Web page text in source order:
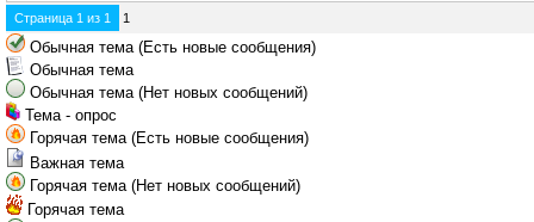
Страница 1 из 1 1
Обычная тема (Есть новые сообщения)
Обычная тема
Обычная тема (Нет новых сообщений)
Тема - опрос
Горячая тема (Есть новые сообщения)
Важная тема
Горячая тема (Нет новых сообщений)
Горячая тема